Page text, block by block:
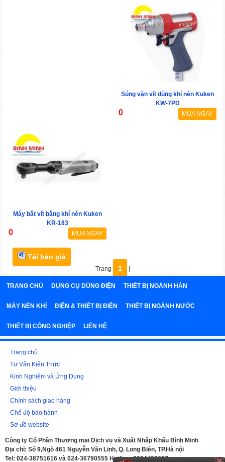
Súng vặn vít dùng khí nén Kuken
KW-7PD
0 MUA NGAY
Máy bắt vít bằng khí nén Kuken
KR-183
0 MUA NGAY
Tải báo giá
Trang 1
TRANG CHỦ DỤNG CỤ DÙNG ĐIỆN THIẾT BỊ NGÀNH HÀN
MÁY NÉN KHÍ ĐIỆN & THIẾT BỊ ĐIỆN THIẾT BỊ NGÀNH NƯỚC
THIẾT BỊ CÔNG NGHIỆP LIÊN HỆ
Trang chủ
Tư Vấn Kiến Thức
Kinh Nghiệm và Ứng Dụng
Giới thiệu
Chính sách giao hàng
Chế độ bảo hành
Sơ đồ website
Công ty Cổ Phần Thương mai Dịch vụ và Xuất Nhập Khẩu Bình Minh
Địa chỉ: Số 9,Ngõ 461 Nguyễn Văn Linh, Q. Long Biên, TP.Hà nội
Tel: 024-38751616 và 024-36790555 Hotline: 0904499667